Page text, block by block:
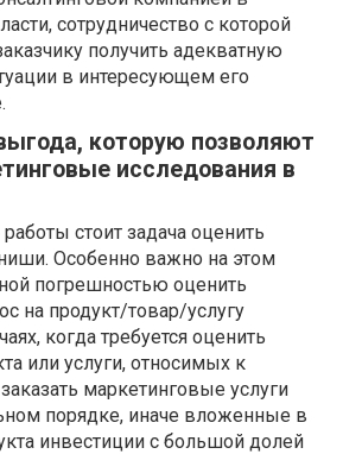
сотрудничество с которой
получить адекватную
в интересующем его
которую позволяют
исследования в
стоит задача оценить
Особенно важно на этом
погрешностью оценить
на продукт/товар/услугу
когда требуется оценить
или услуги, относимых к
маркетинговые услуги
порядке, иначе вложенные в
инвестиции с большой долей